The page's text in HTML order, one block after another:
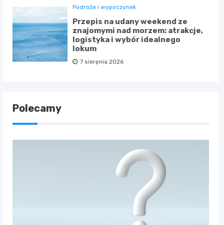
Podróże i wypoczynek
Przepis na udany weekend ze
znajomymi nad morzem: atrakcje,
logistyka i wybór idealnego
lokum
7 sierpnia 2026
Polecamy